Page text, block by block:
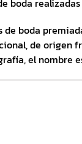
boda
de boda
de origen
el nombre